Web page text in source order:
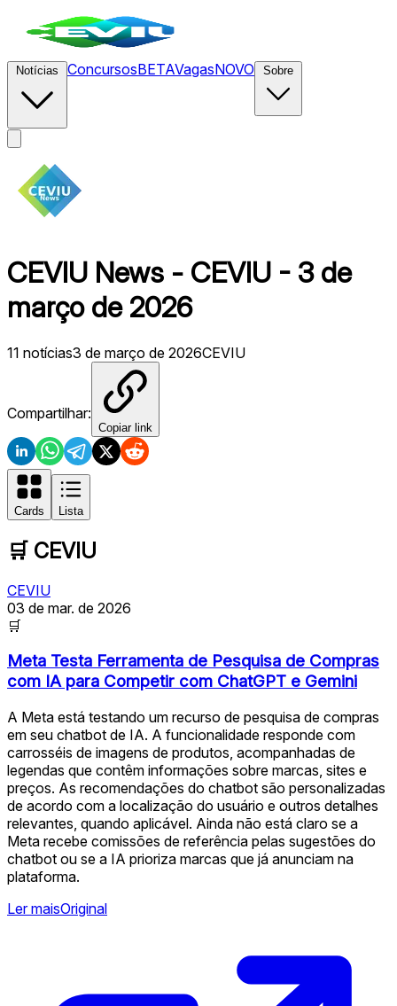
ConcursosBETAVagasNOVO
CEVIU News - CEVIU - 3 de
março de 2026
11 notícias3 de março de 2026CEVIU
Compartilhar:
Copiar link
Cards Lista
🛒 CEVIU
CEVIU
03 de mar. de 2026
🛒
Meta Testa Ferramenta de Pesquisa de Compras
com IA para Competir com ChatGPT e Gemini
A Meta está testando um recurso de pesquisa de compras
em seu chatbot de IA. A funcionalidade responde com
carrosséis de imagens de produtos, acompanhadas de
legendas que contêm informações sobre marcas, sites e
preços. As recomendações do chatbot são personalizadas
de acordo com a localização do usuário e outros detalhes
relevantes, quando aplicável. Ainda não está claro se a
Meta recebe comissões de referência pelas sugestões do
chatbot ou se a IA prioriza marcas que já anunciam na
plataforma. ️
Ler maisOriginal